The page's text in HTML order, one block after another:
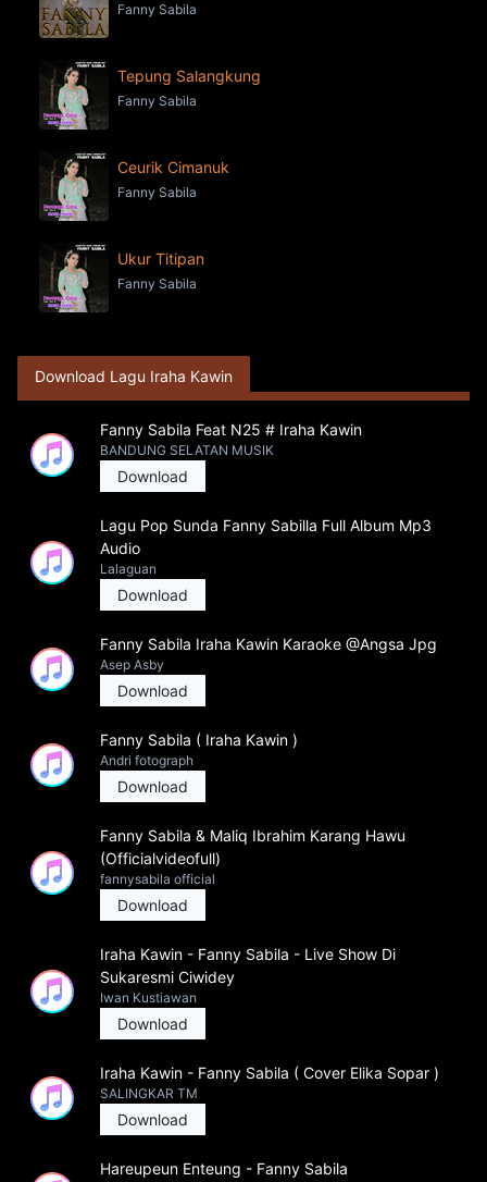
Fanny Sabila
Tepung Salangkung
Fanny Sabila
Ceurik Cimanuk
Fanny Sabila
Ukur Titipan
Fanny Sabila
Download Lagu Iraha Kawin
Fanny Sabila Feat N25 # Iraha Kawin
BANDUNG SELATAN MUSIK
Download
Lagu Pop Sunda Fanny Sabilla Full Album Mp3
Audio
Lalaguan
Download
Fanny Sabila Iraha Kawin Karaoke @Angsa Jpg
Asep Asby
Download
Fanny Sabila ( Iraha Kawin )
Andri fotograph
Download
Fanny Sabila & Maliq Ibrahim Karang Hawu
(Officialvideofull)
fannysabila official
Download
Iraha Kawin - Fanny Sabila - Live Show Di
Sukaresmi Ciwidey
Iwan Kustiawan
Download
Iraha Kawin - Fanny Sabila ( Cover Elika Sopar )
SALINGKAR TM
Download
Hareupeun Enteung - Fanny Sabila